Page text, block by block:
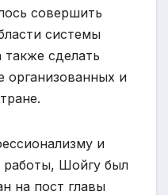
совершить
системы
сделать
организованных и
и
работы, Шойгу был
на пост главы